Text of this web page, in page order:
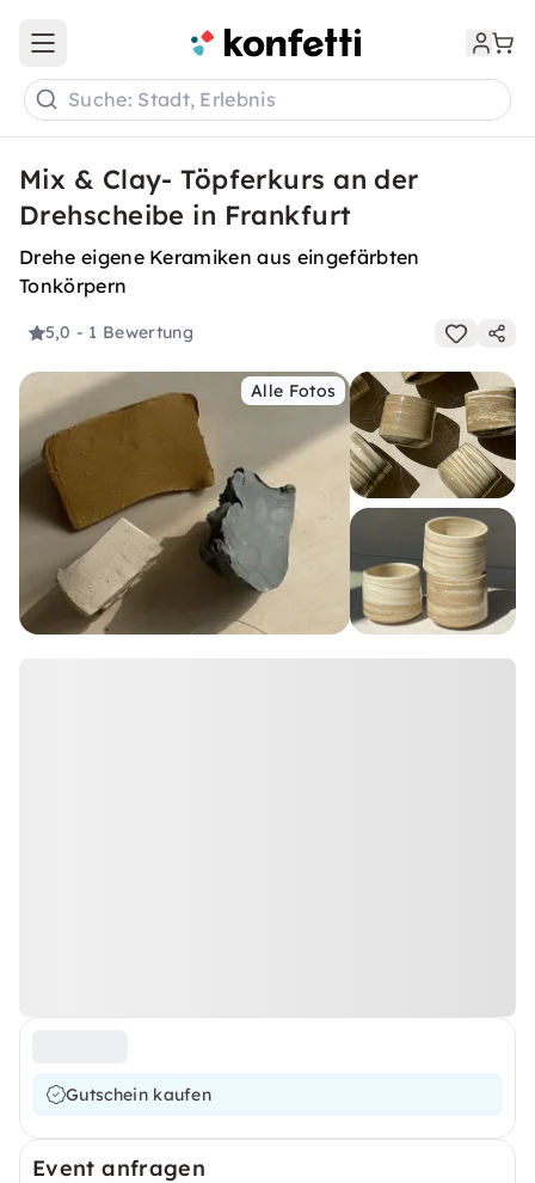
Open main menu
Suche: Stadt, Erlebnis
Mix & Clay- Töpferkurs an der
Drehscheibe in Frankfurt
Drehe eigene Keramiken aus eingefärbten
Tonkörpern
5,0 - 1 Bewertung
Alle Fotos
Gutschein kaufen
Event anfragen